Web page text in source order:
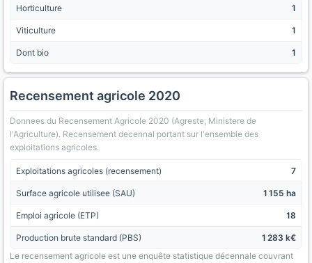
Horticulture 1
Viticulture 1
Dont bio 1
Recensement agricole 2020
Donnees du Recensement Agricole 2020 (Agreste, Ministere de
l'Agriculture). Recensement decennal portant sur l'ensemble des
exploitations agricoles.
Exploitations agricoles (recensement) 7
Surface agricole utilisee (SAU) 1 155 ha
Emploi agricole (ETP) 18
Production brute standard (PBS)
1 283 k€
Le recensement agricole est une enquête statistique décennale couvrant